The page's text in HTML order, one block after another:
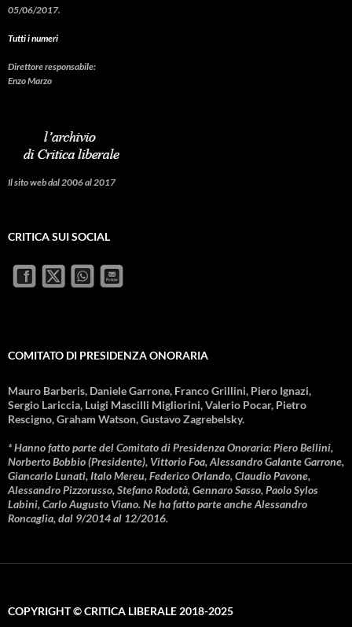
05/06/2017.
Tutti i numeri
Direttore responsabile:
Enzo Marzo
Il sito web dal 2006 al 2017
CRITICA SUI SOCIAL
COMITATO DI PRESIDENZA ONORARIA
Mauro Barberis, Daniele Garrone, Franco Grillini, Piero Ignazi,
Sergio Lariccia, Luigi Mascilli Migliorini, Valerio Pocar, Pietro
Rescigno, Graham Watson, Gustavo Zagrebelsky.
* Hanno fatto parte del Comitato di Presidenza Onoraria: Piero Bellini,
Norberto Bobbio (Presidente), Vittorio Foa, Alessandro Galante Garrone,
Giancarlo Lunati, Italo Mereu, Federico Orlando, Claudio Pavone,
Alessandro Pizzorusso, Stefano Rodotà, Gennaro Sasso, Paolo Sylos
Labini, Carlo Augusto Viano. Ne ha fatto parte anche Alessandro
Roncaglia, dal 9/2014 al 12/2016.
COPYRIGHT © CRITICA LIBERALE 2018-2025